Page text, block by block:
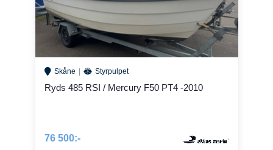
Skåne Styrpulpet
Ryds 485 RSI / Mercury F50 PT4 -2010
76 500:-